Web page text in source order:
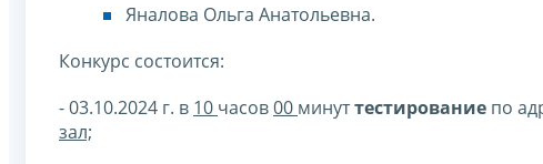
Яналова Ольга Анатольевна.
Конкурс состоится:
- 03.10.2024 г. в 10 часов00 минуттестирование по
зал;